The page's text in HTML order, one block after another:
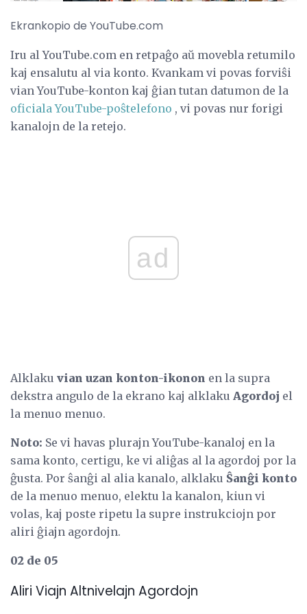
Ekrankopio de YouTube.com
Iru al YouTube.com en retpaĝo aŭ movebla retumilo
kaj ensalutu al via konto. Kvankam vi povas forviŝi
vian YouTube-konton kaj ĝian tutan datumon de la
oficiala YouTube-poŝtelefono , vi povas nur forigi
kanalojn de la retejo.
ad
Alklaku vian uzan konton-ikonon en la supra
dekstra angulo de la ekrano kaj alklaku Agordoj el
la menuo menuo.
Noto: Se vi havas plurajn YouTube-kanaloj en la
sama konto, certigu, ke vi aliĝas al la agordoj por la
ĝusta. Por ŝanĝi al alia kanalo, alklaku Ŝanĝi konto
de la menuo menuo, elektu la kanalon, kiun vi
volas, kaj poste ripetu la supre instrukciojn por
aliri ĝiajn agordojn.
02 de 05
Aliri Viajn Altnivelajn Agordojn